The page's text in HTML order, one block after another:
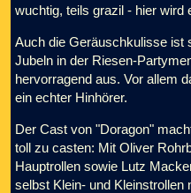
wuchtig, teils grazil - hier wird
Auch die Geräuschkulisse ist
Jubeln in der Riesen-
hervorragend aus. Vor allem
ein echter Hinhörer.
Der Cast von "Doragon"
toll zu casten: Mit Oliver
Hauptrollen sowie Lutz
selbst Klein- und Kleinstrollen